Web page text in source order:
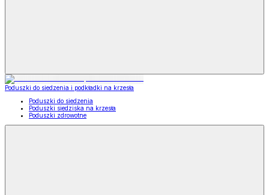
Poduszki do siedzenia i podkładki na krzesła
Poduszki do siedzenia
Poduszki siedziska na krzesła
Poduszki zdrowotne